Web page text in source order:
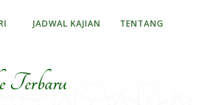
JADWAL KAJIAN TENTANG
Terbaru